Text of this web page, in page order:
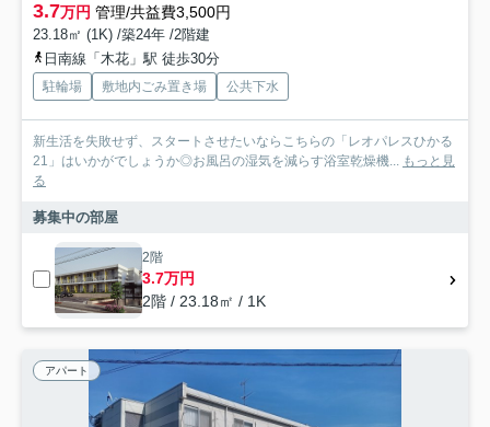
3.7万円 管理/共益費3,500円
23.18㎡ (1K) /築24年 /2階建
日南線「木花」駅 徒歩30分
駐輪場 敷地内ごみ置き場 公共下水
新生活を失敗せず、スタートさせたいならこちらの「レオパレスひかる
21」はいかがでしょうか◎お風呂の湿気を減らす浴室乾燥機...
もっと見
る
募集中の部屋
2階
3.7万円
2階 / 23.18㎡ / 1K
アパート